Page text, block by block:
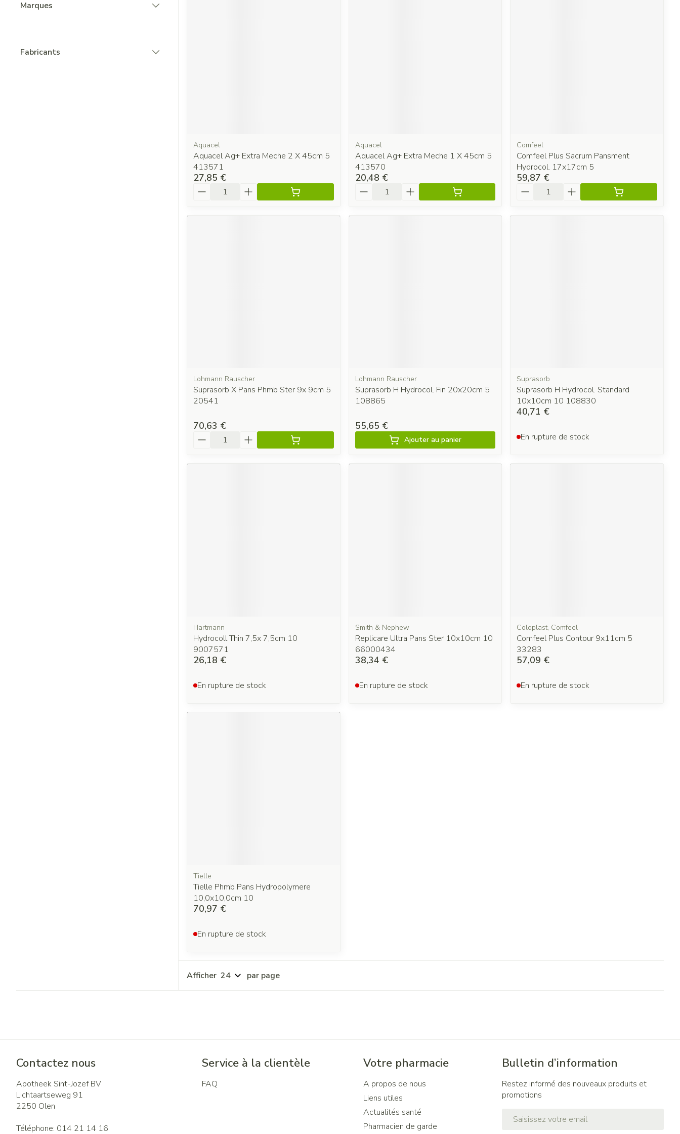
Marques
Fabricants
Aquacel
Aquacel Ag+ Extra Meche 2 X 45cm 5
413571
27,85 €
Quantité
Aquacel
Aquacel Ag+ Extra Meche 1 X 45cm 5
413570
20,48 €
Quantité
Comfeel
Comfeel Plus Sacrum Pansment
Hydrocol. 17x17cm 5
59,87 €
Quantité
Lohmann Rauscher
Suprasorb X Pans Phmb Ster 9x 9cm 5
20541
70,63 €
Quantité
Lohmann Rauscher
Suprasorb H Hydrocol. Fin 20x20cm 5
108865
55,65 €
Ajouter au panier
Suprasorb
Suprasorb H Hydrocol. Standard
10x10cm 10 108830
40,71 €
En rupture de stock
Hartmann
Hydrocoll Thin 7,5x 7,5cm 10
9007571
26,18 €
En rupture de stock
Smith & Nephew
Replicare Ultra Pans Ster 10x10cm 10
66000434
38,34 €
En rupture de stock
Coloplast, Comfeel
Comfeel Plus Contour 9x11cm 5
33283
57,09 €
En rupture de stock
Tielle
Tielle Phmb Pans Hydropolymere
10,0x10,0cm 10
70,97 €
En rupture de stock
Afficher par page
Contactez nous
Apotheek Sint-Jozef BV
Lichtaartseweg 91
2250 Olen
Téléphone: 014 21 14 16
Service à la clientèle
FAQ
Votre pharmacie
A propos de nous
Liens utiles
Actualités santé
Pharmacien de garde
Bulletin d’information
Restez informé des nouveaux produits et
promotions